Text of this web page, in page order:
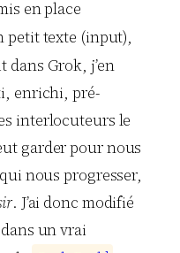
en place
petit texte (input),
dans Grok, j’en
enrichi, pré-
interlocuteurs le
garder pour nous
nous progresser,
. J’ai donc modifié
un vrai